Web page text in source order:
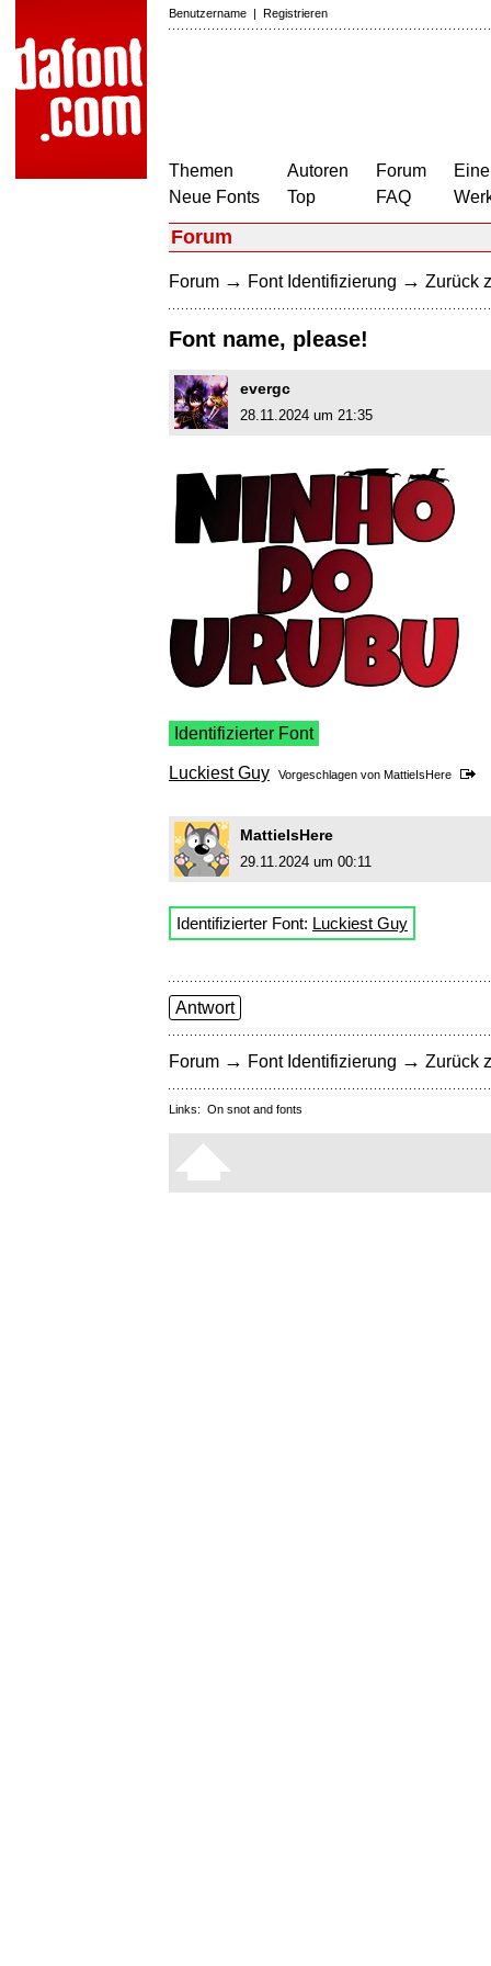
Benutzername | Registrieren
Themen
Neue Fonts
Autoren
Top
Forum
FAQ
Forum
Forum → Font Identifizierung → Zurück
Font name, please!
evergc
28.11.2024 um 21:35
Identifizierter Font
Luckiest Guy Vorgeschlagen von MattieIsHere
MattieIsHere
29.11.2024 um 00:11
Identifizierter Font: Luckiest Guy
Antwort
Forum → Font Identifizierung → Zurück
Links: On snot and fonts